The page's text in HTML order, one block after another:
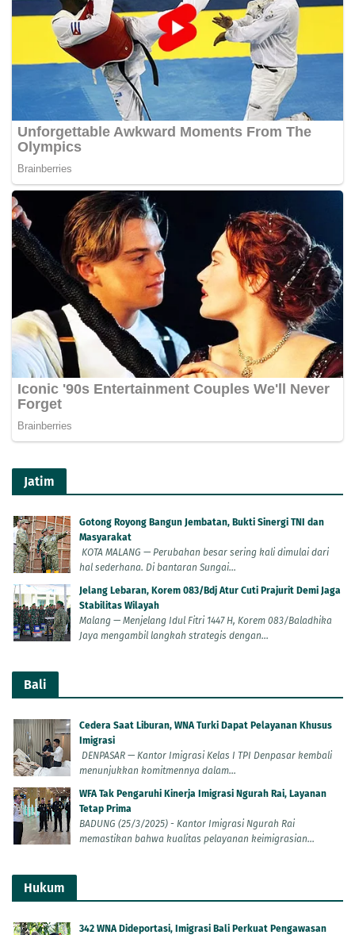
Jatim
Gotong Royong Bangun Jembatan, Bukti Sinergi TNI dan
Masyarakat
KOTA MALANG — Perubahan besar sering kali dimulai dari
hal sederhana. Di bantaran Sungai...
Jelang Lebaran, Korem 083/Bdj Atur Cuti Prajurit Demi Jaga
Stabilitas Wilayah
Malang — Menjelang Idul Fitri 1447 H, Korem 083/Baladhika
Jaya mengambil langkah strategis dengan...
Bali
Cedera Saat Liburan, WNA Turki Dapat Pelayanan Khusus
Imigrasi
DENPASAR — Kantor Imigrasi Kelas I TPI Denpasar kembali
menunjukkan komitmennya dalam...
WFA Tak Pengaruhi Kinerja Imigrasi Ngurah Rai, Layanan
Tetap Prima
BADUNG (25/3/2025) - Kantor Imigrasi Ngurah Rai
memastikan bahwa kualitas pelayanan keimigrasian...
Hukum
342 WNA Dideportasi, Imigrasi Bali Perkuat Pengawasan